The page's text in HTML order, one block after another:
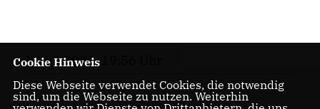
18.03.2021, 19:56 Uhr
Cookie Hinweis
Diese Webseite verwendet Cookies, die notwendig
sind, um die Webseite zu nutzen. Weiterhin